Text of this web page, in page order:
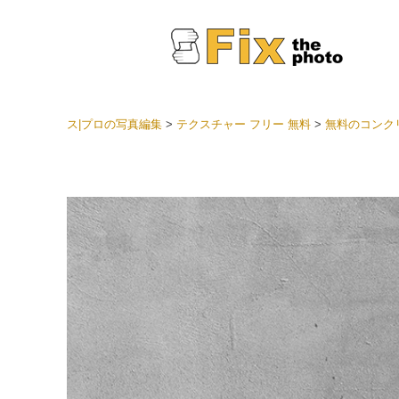
結婚式
ョン全
ベスト
セット
モバ
ン
ス|プロの写真編集> テクスチャー フリー 無料> 無料のコンク